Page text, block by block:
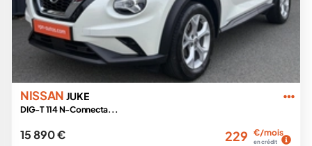
NISSAN JUKE
DIG-T 114 N-Connecta...
15 890 € 229 €/mois
en crédit